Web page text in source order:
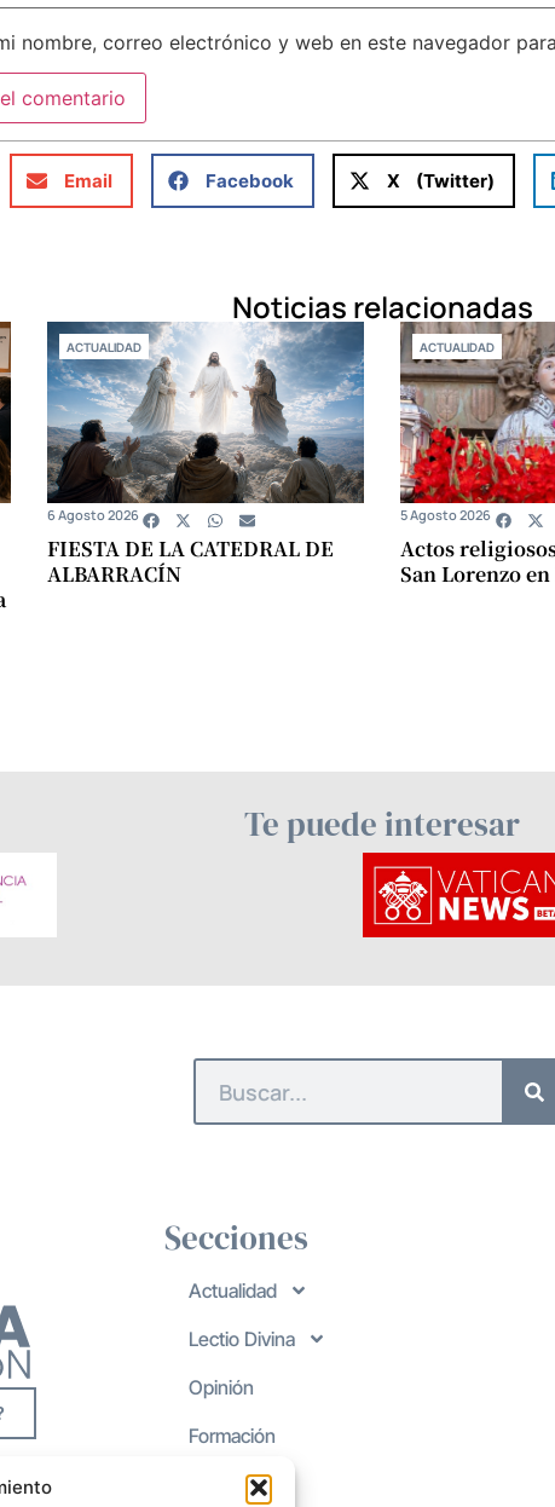
nombre, correo electrónico y web en este navegador
Email Facebook X (Twitter)
Noticias relacionadas
ACTUALIDAD
FIESTA DE LA CATEDRAL DE
ALBARRACÍN
6 Agosto 2026
ACTUALIDAD
Actos
San Lorenzo
5 Agosto 2026
Te puede interesar
Secciones
Actualidad
Lectio Divina
Opinión
Formación